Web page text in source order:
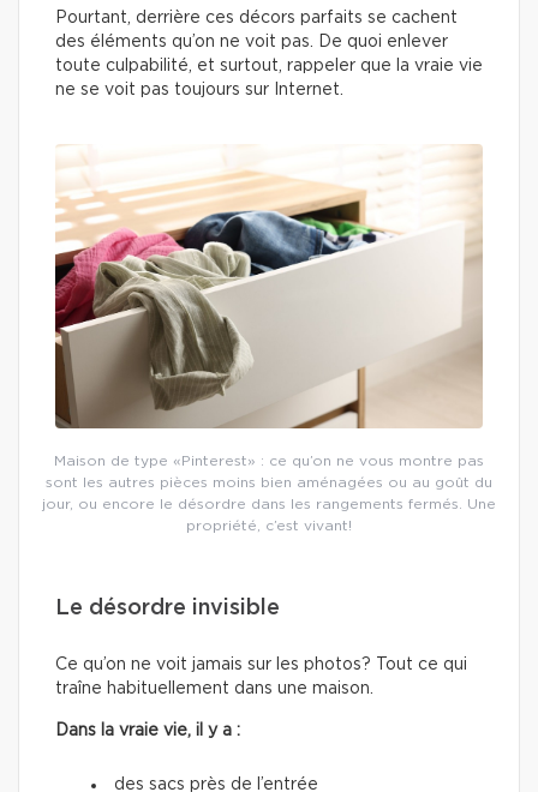
Pourtant, derrière ces décors parfaits se cachent
des éléments qu’on ne voit pas. De quoi enlever
toute culpabilité, et surtout, rappeler que la vraie vie
ne se voit pas toujours sur Internet.
Maison de type «Pinterest» : ce qu’on ne vous montre pas
sont les autres pièces moins bien aménagées ou au goût du
jour, ou encore le désordre dans les rangements fermés. Une
propriété, c’est vivant!
Le désordre invisible
Ce qu’on ne voit jamais sur les photos? Tout ce qui
traîne habituellement dans une maison.
Dans la vraie vie, il y a :
des sacs près de l’entrée